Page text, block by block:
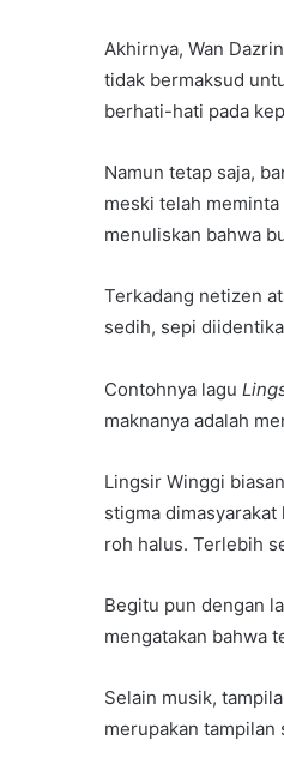
Akhirnya, Wan
tidak bermaksud
berhati-hati pada
Namun tetap saja,
meski telah
menuliskan bahwa
Terkadang netizen
sedih, sepi
Contohnya lagu
maknanya adalah
Lingsir Winggi
stigma
roh halus. Terlebih
Begitu pun dengan
mengatakan bahwa
Selain musik,
merupakan